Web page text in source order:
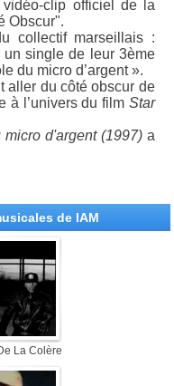
clip officiel de la
Obscur".
collectif marseillais :
un single de leur 3ème
du micro d’argent ».
aller du côté obscur de
à l’univers du film Star
d'argent (1997)a
de IAM
La Colère